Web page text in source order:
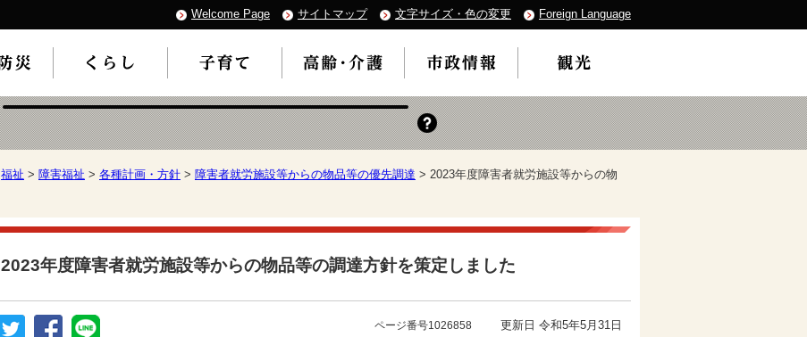
Welcome Page サイトマップ 文字サイズ・色の変更 Foreign Language
福祉 > 障害福祉 > 各種計画・方針 > 障害者就労施設等からの物品等の優先調達 > 2023年度障害者就労施設等からの物
2023年度障害者就労施設等からの物品等の調達方針を策定しました
ページ番号1026858 更新日 令和5年5月31日